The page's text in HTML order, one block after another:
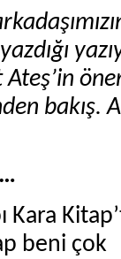
bakış.
beni çok